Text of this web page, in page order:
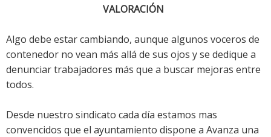
VALORACIÓN
Algo debe estar cambiando, aunque algunos voceros de
contenedor no vean más allá de sus ojos y se dedique a
denunciar trabajadores más que a buscar mejoras entre
todos.
Desde nuestro sindicato cada día estamos mas
convencidos que el ayuntamiento dispone a Avanza una